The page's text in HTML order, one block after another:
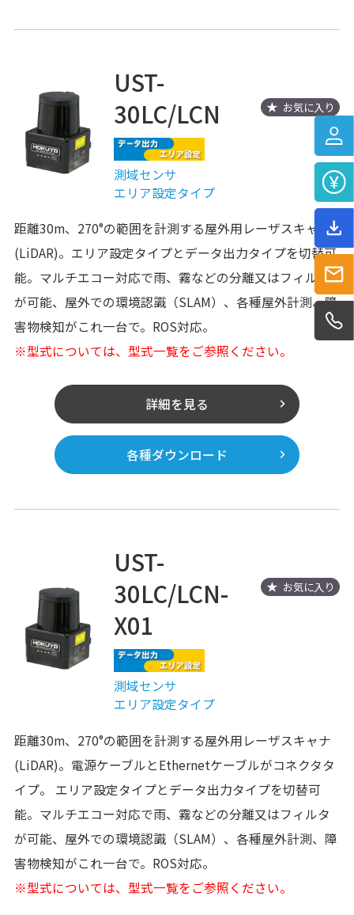
お気に入り
UST-
30LC/LCN
測域センサ
エリア設定タイプ
距離30m、270°の範囲を計測する屋外用レーザスキャナ
(LiDAR)。エリア設定タイプとデータ出力タイプを切替可
能。マルチエコー対応で雨、霧などの分離又はフィルタ
が可能、屋外での環境認識（SLAM）、各種屋外計測、障
害物検知がこれ一台で。ROS対応。
※型式については、型式一覧をご参照ください。
詳細を見る
各種ダウンロード
お気に入り
UST-
30LC/LCN-
X01
測域センサ
エリア設定タイプ
距離30m、270°の範囲を計測する屋外用レーザスキャナ
(LiDAR)。電源ケーブルとEthernetケーブルがコネクタタ
イプ。 エリア設定タイプとデータ出力タイプを切替可
能。マルチエコー対応で雨、霧などの分離又はフィルタ
が可能、屋外での環境認識（SLAM）、各種屋外計測、障
害物検知がこれ一台で。ROS対応。
※型式については、型式一覧をご参照ください。